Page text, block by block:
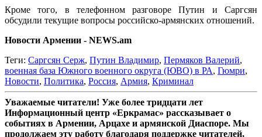
Кроме того, в телефонном разговоре Путин и Саргсян
обсудили текущие вопросы российско-армянских отношений.
Новости Армении - NEWS.am
Теги: Саргсян Серж, Путин Владимир, Пермяков Валерий,
военная база Южного военного округа (ЮВО) в РА, Гюмри,
Новости, Политика, Россия, Армия, Криминал
Уважаемые читатели! Уже более тридцати лет
Информационный центр «Еркрамас» рассказывает о
событиях в Армении, Арцахе и армянской Диаспоре. Мы
продолжаем эту работу благодаря поддержке читателей,